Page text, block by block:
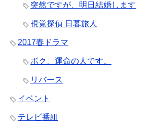
突然ですが、明日結婚します
視覚探偵 日暮旅人
2017春ドラマ
ボク、運命の人です。
リバース
イベント
テレビ番組